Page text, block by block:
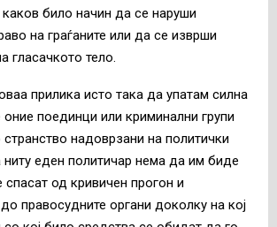
било начин да се наруши
на граѓаните или да се изврши
гласачкото тело.
прилика исто така да упатам силна
поединци или криминални групи
странство надоврзани на политички
ниту еден политичар нема да им биде
спасат од кривичен прогон и
правосудните органи доколку на кој